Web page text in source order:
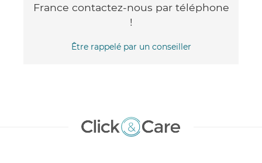
France contactez-nous par téléphone
!
Être rappelé par un conseiller